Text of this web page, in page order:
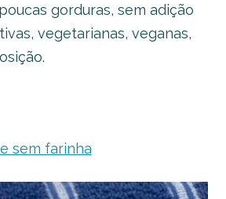
gorduras, sem adição
vegetarianas, veganas,
sem farinha